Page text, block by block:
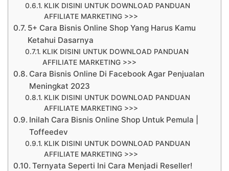
KLIK DISINI UNTUK DOWNLOAD PANDUAN
AFFILIATE MARKETING >>>
5+ Cara Bisnis Online Shop Yang Harus Kamu
Ketahui Dasarnya
KLIK DISINI UNTUK DOWNLOAD PANDUAN
AFFILIATE MARKETING >>>
Cara Bisnis Online Di Facebook Agar Penjualan
Meningkat 2023
KLIK DISINI UNTUK DOWNLOAD PANDUAN
AFFILIATE MARKETING >>>
Inilah Cara Bisnis Online Shop Untuk Pemula |
Toffeedev
KLIK DISINI UNTUK DOWNLOAD PANDUAN
AFFILIATE MARKETING >>>
Ternyata Seperti Ini Cara Menjadi Reseller!